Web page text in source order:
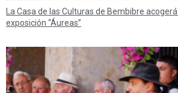
La Casa de las Culturas de Bembibre
exposición “Áureas”